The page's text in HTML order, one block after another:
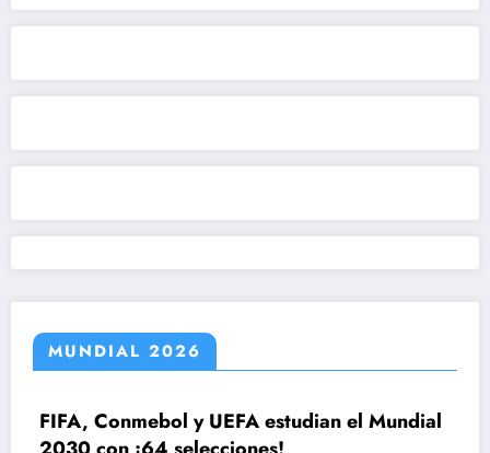
MUNDIAL 2026
Conmebol y UEFA estudian el Mundial